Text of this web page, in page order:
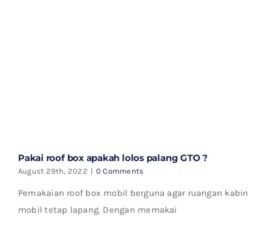
Pakai roof box apakah lolos palang GTO ?
August 29th, 2022 | 0 Comments
Pemakaian roof box mobil berguna agar ruangan kabin
mobil tetap lapang. Dengan memakai